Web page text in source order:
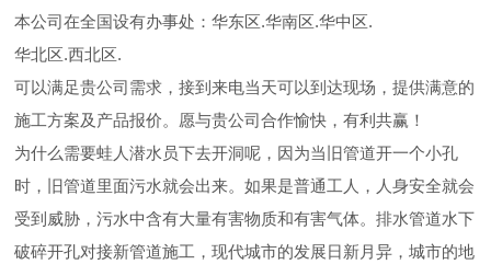
本公司在全国设有办事处：华东区.华南区.华中区.
华北区.西北区.
可以满足贵公司需求，接到来电当天可以到达现场，提供满意的
施工方案及产品报价。愿与贵公司合作愉快，有利共赢！
为什么需要蛙人潜水员下去开洞呢，因为当旧管道开一个小孔
时，旧管道里面污水就会出来。如果是普通工人，人身安全就会
受到威胁，污水中含有大量有害物质和有害气体。排水管道水下
破碎开孔对接新管道施工，现代城市的发展日新月异，城市的地